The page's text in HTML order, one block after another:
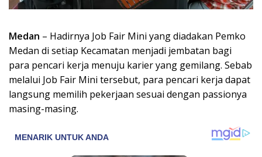
Medan – Hadirnya Job Fair Mini yang diadakan Pemko
Medan di setiap Kecamatan menjadi jembatan bagi
para pencari kerja menuju karier yang gemilang. Sebab
melalui Job Fair Mini tersebut, para pencari kerja dapat
langsung memilih pekerjaan sesuai dengan passionya
masing-masing.